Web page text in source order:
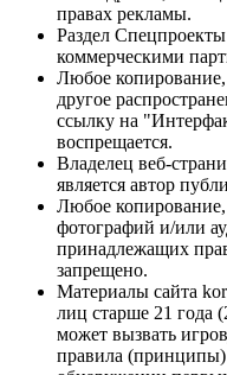
правах рекламы.
Раздел Спецпроекты
коммерческими
Любое
другое
ссылку на
воспрещается.
Владелец веб-
является автор
Любое копирование,
фотографий и/или
принадлежащих
запрещено.
Материалы сайта
лиц старше 21 года
может вызвать
правила